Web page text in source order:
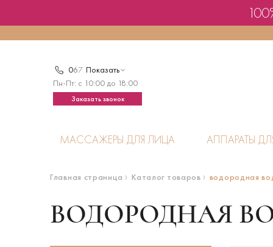
067 Показать
Пн-Пт: с 10:00 до 18:00
Заказать звонок
МАССАЖЕРЫ ДЛЯ ЛИЦА АППАРАТЫ
Главная страница Каталог товаров водородная
ВОДОРОДНАЯ